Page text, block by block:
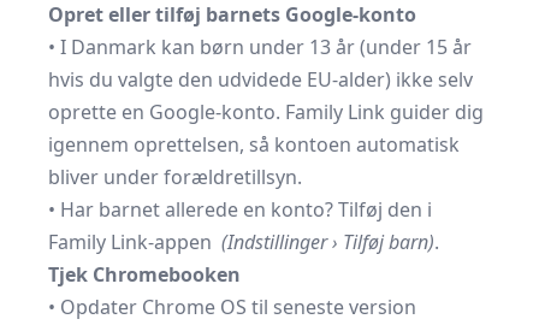
Opret eller tilføj barnets Google-konto
• I Danmark kan børn under 13 år (under 15 år
hvis du valgte den udvidede EU-alder) ikke selv
oprette en Google-konto. Family Link guider dig
igennem oprettelsen, så kontoen automatisk
bliver under forældretillsyn.
• Har barnet allerede en konto? Tilføj den i
Family Link-appen (Indstillinger › Tilføj barn).
Tjek Chromebooken
• Opdater Chrome OS til seneste version